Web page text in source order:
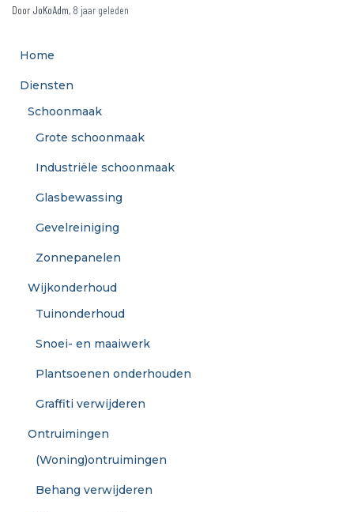
Door JoKoAdm, 8 jaar geleden
Home
Diensten
Schoonmaak
Grote schoonmaak
Industriële schoonmaak
Glasbewassing
Gevelreiniging
Zonnepanelen
Wijkonderhoud
Tuinonderhoud
Snoei- en maaiwerk
Plantsoenen onderhouden
Graffiti verwijderen
Ontruimingen
(Woning)ontruimingen
Behang verwijderen